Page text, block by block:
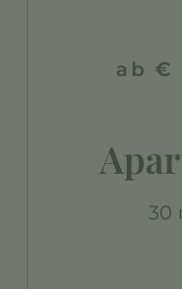
ab €
30